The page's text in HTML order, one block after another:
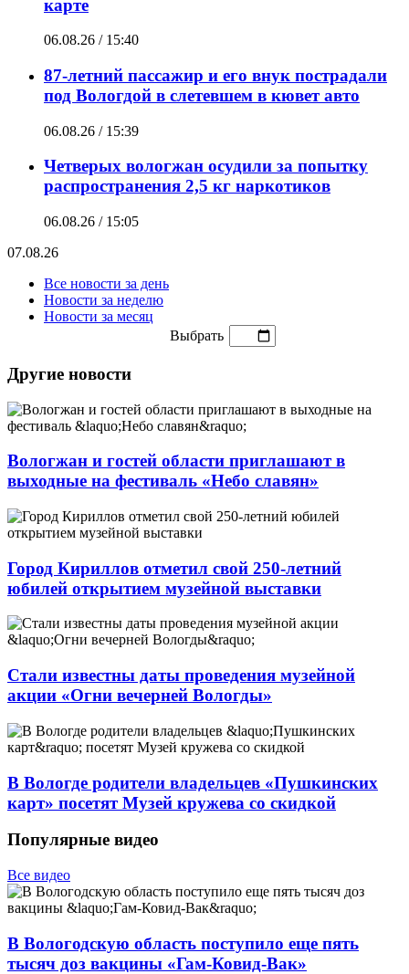
карте
06.08.26 / 15:40
87-летний пассажир и его внук пострадали
под Вологдой в слетевшем в кювет авто
06.08.26 / 15:39
Четверых вологжан осудили за попытку
распространения 2,5 кг наркотиков
06.08.26 / 15:05
07.08.26
Все новости за день
Новости за неделю
Новости за месяц
Выбрать
Другие новости
Вологжан и гостей области приглашают в
выходные на фестиваль «Небо славян»
Город Кириллов отметил свой 250-летний
юбилей открытием музейной выставки
Стали известны даты проведения музейной
акции «Огни вечерней Вологды»
В Вологде родители владельцев «Пушкинских
карт» посетят Музей кружева со скидкой
Популярные видео
Все видео
В Вологодскую область поступило еще пять
тысяч доз вакцины «Гам-Ковид-Вак»